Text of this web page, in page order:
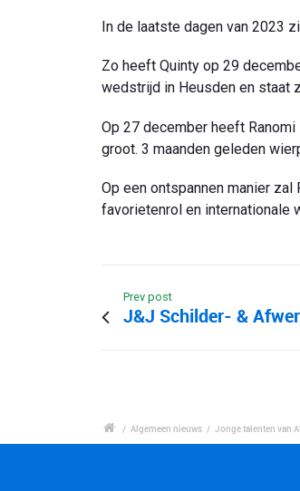
In de laatste dagen van 2023
Zo heeft Quinty op 29
wedstrijd in Heusden en staat
Op 27 december heeft
groot. 3 maanden geleden
Op een ontspannen manier
favorietenrol en internationale
Prev post
J&J Schilder- &
/ Algemeen nieuws / Jonge talenten van